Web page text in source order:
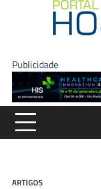
Publicidade
ARTIGOS